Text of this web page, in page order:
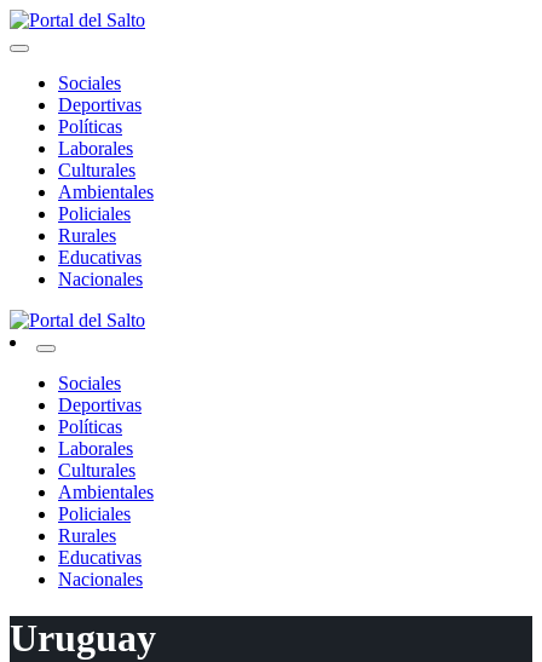
Skip
to
Portal del Salto
Sociales
Deportivas
Políticas
Laborales
Culturales
Ambientales
Policiales
Rurales
Educativas
Nacionales
Portal del Salto
Sociales
Deportivas
Políticas
Laborales
Culturales
Ambientales
Policiales
Rurales
Educativas
Nacionales
Uruguay